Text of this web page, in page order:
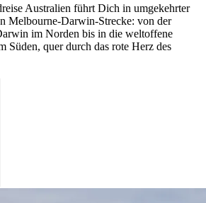
Australien führt Dich in umgekehrter
Melbourne-Darwin-Strecke: von der
im Norden bis in die weltoffene
Süden, quer durch das rote Herz des